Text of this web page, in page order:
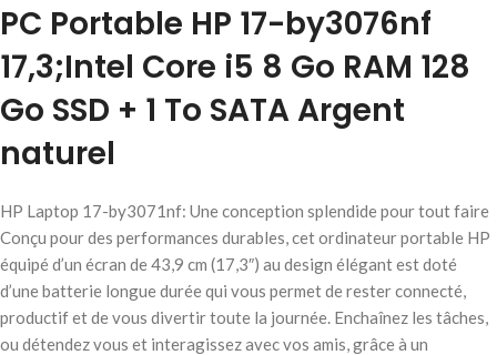
PC Portable HP 17-by3076nf
17,3;Intel Core i5 8 Go RAM 128
Go SSD + 1 To SATA Argent
naturel
HP Laptop 17-by3071nf: Une conception splendide pour tout faire
Conçu pour des performances durables, cet ordinateur portable HP
équipé d’un écran de 43,9 cm (17,3″) au design élégant est doté
d’une batterie longue durée qui vous permet de rester connecté,
productif et de vous divertir toute la journée. Enchaînez les tâches,
ou détendez vous et interagissez avec vos amis, grâce à un